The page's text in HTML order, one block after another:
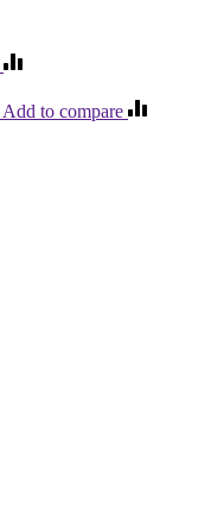
Add to compare